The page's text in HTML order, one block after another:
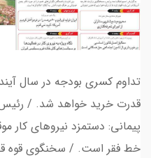
تداوم کسری بودجه در سال
قدرت خرید خواهد شد. / رئیس
پیمانی: دستمزد نیروهای
خط فقر است. / سخنگوی قوه